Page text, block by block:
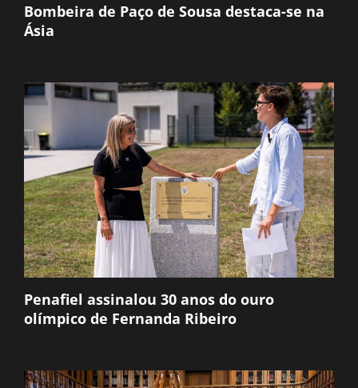
Bombeira de Paço de Sousa destaca-se na
Ásia
Penafiel assinalou 30 anos do ouro
olímpico de Fernanda Ribeiro